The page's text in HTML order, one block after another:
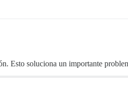
Esto soluciona un importante